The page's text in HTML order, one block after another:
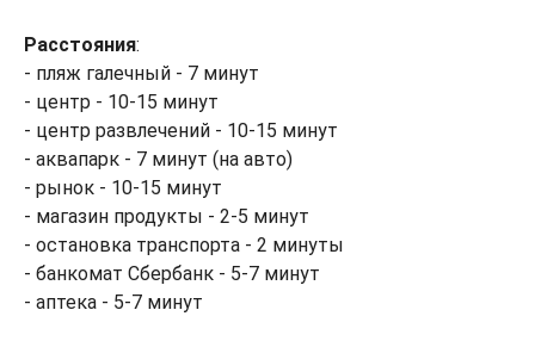
Расстояния:
- пляж галечный - 7 минут
- центр - 10-15 минут
- центр развлечений - 10-15 минут
- аквапарк - 7 минут (на авто)
- рынок - 10-15 минут
- магазин продукты - 2-5 минут
- остановка транспорта - 2 минуты
- банкомат Сбербанк - 5-7 минут
- аптека - 5-7 минут